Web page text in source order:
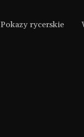
Pokazy rycerskie